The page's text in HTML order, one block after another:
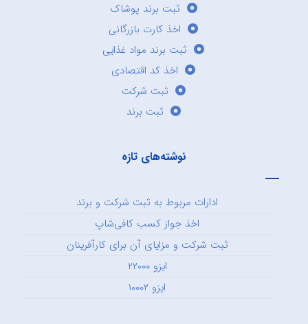
ثبت برند پوشاک
اخذ کارت بازرگانی
ثبت برند مواد غذایی
اخذ کد اقتصادی
ثبت شرکت
ثبت برند
نوشته‌های تازه
ادارات مربوط به ثبت شرکت و برند
اخذ جواز کسب کافی‌شاپ
ثبت شرکت و مزایای آن برای کارآفرینان
ایزو ۲۲۰۰۰
ایزو ۱۰۰۰۲